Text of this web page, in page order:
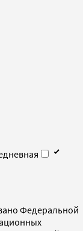
Федеральной